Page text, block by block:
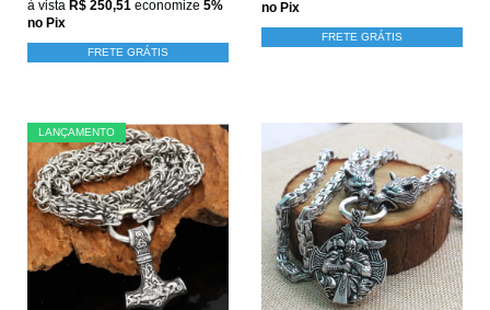
à vista R$ 250,51 economize 5%
no Pix
FRETE GRÁTIS
no Pix
FRETE GRÁTIS
LANÇAMENTO